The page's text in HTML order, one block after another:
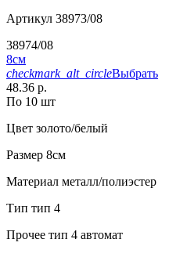
Артикул 38973/08
38974/08
8см
checkmark_alt_circleВыбрать
48.36 р.
По 10 шт
Цвет золото/белый
Размер 8см
Материал металл/полиэстер
Тип тип 4
Прочее тип 4 автомат